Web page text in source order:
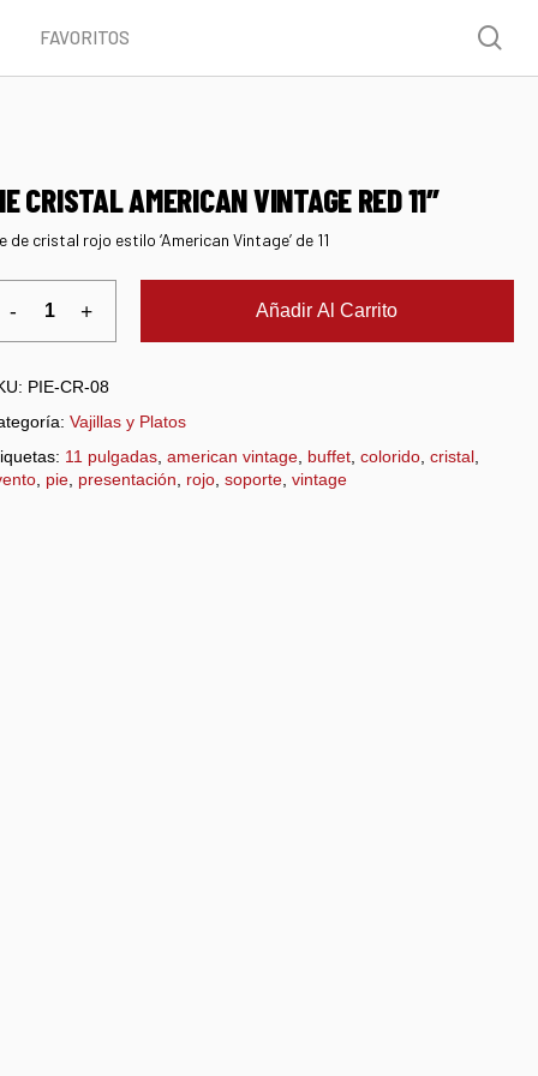
FAVORITOS
CRISTAL AMERICAN VINTAGE RED 11″
de cristal rojo estilo ‘American Vintage’ de 11
Añadir Al Carrito
PIE-CR-08
Vajillas y Platos
11 pulgadas, american vintage, buffet, colorido, cristal,
, pie, presentación rojo, soporte, vintage